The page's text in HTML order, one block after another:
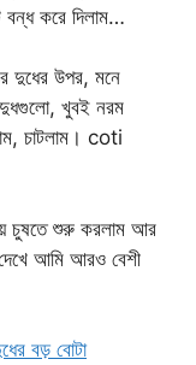
বন্ধ করে দিলাম…
দুধের উপর, মনে
দুধগুলো, খুবই নরম
চাটলাম। coti
চুষতে শুরু করলাম আর
আমি আরও বেশী
বড় বোটা